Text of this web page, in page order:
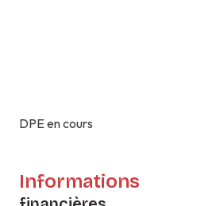
DPE en cours
Informations